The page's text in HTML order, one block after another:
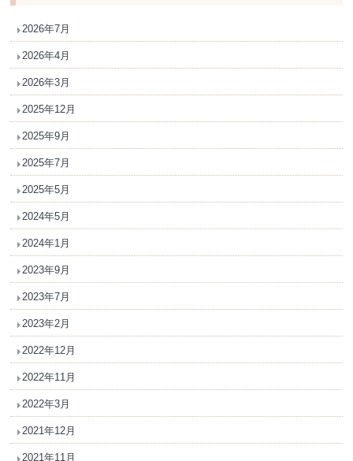
2026年7月
2026年4月
2026年3月
2025年12月
2025年9月
2025年7月
2025年5月
2024年5月
2024年1月
2023年9月
2023年7月
2023年2月
2022年12月
2022年11月
2022年3月
2021年12月
2021年11月